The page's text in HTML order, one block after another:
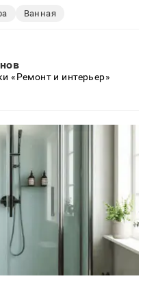
Ванная
«Ремонт и интерьер»